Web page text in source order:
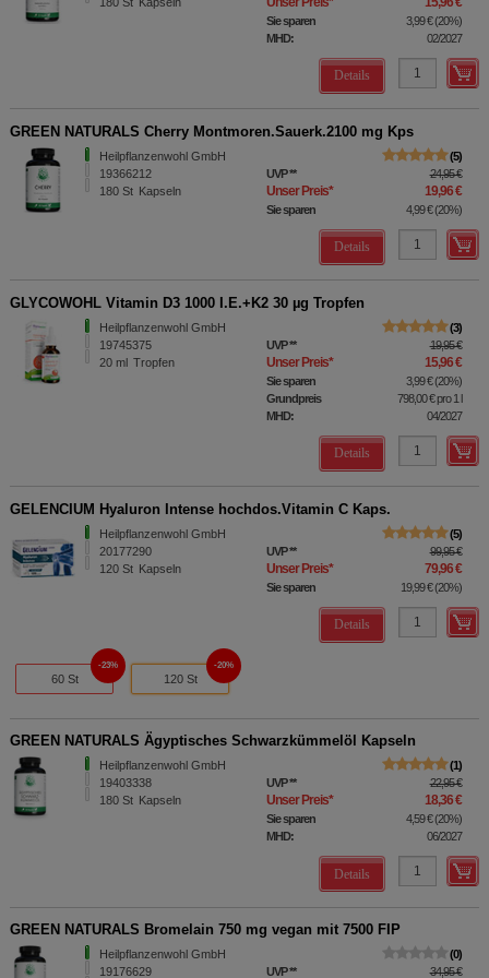
Sie sparen 3,99 €(20%)
MHD:
02/2027
Details
GREEN NATURALS Cherry Montmoren.Sauerk.2100 mg Kps
Heilpflanzenwohl GmbH
19366212
180 St Kapseln
5
UVP** 24,95 €
Unser Preis* 19,96 €
Sie sparen 4,99 €(20%)
Details
GLYCOWOHL Vitamin D3 1000 I.E.+K2 30 µg Tropfen
Heilpflanzenwohl GmbH
19745375
20 ml Tropfen
3
UVP** 19,95 €
Unser Preis* 15,96 €
Sie sparen 3,99 €(20%)
Grundpreis
798,00 €pro 1 l
MHD:
04/2027
Details
GELENCIUM Hyaluron Intense hochdos.Vitamin C Kaps.
Heilpflanzenwohl GmbH
20177290
120 St Kapseln
5
UVP** 99,95 €
Unser Preis* 79,96 €
Sie sparen 19,99 €(20%)
Details
60 St
23%
120 St
20%
GREEN NATURALS Ägyptisches Schwarzkümmelöl Kapseln
Heilpflanzenwohl GmbH
19403338
180 St Kapseln
1
UVP** 22,95 €
Unser Preis* 18,36 €
Sie sparen 4,59 €(20%)
MHD:
06/2027
Details
GREEN NATURALS Bromelain 750 mg vegan mit 7500 FIP
Heilpflanzenwohl GmbH
19176629
0
UVP** 34,95 €